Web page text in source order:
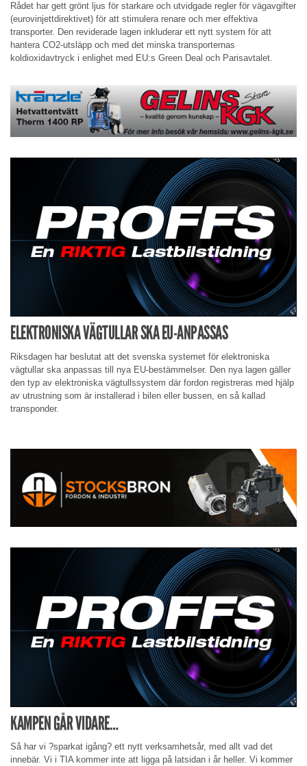
Rådet har gett grönt ljus för starkare och utvidgade regler för vägavgifter
(eurovinjettdirektivet) för att stimulera renare och mer effektiva
transporter. Den reviderade lagen inkluderar ett nytt system för att
hantera CO2-utsläpp och med det minska transporternas
koldioxidavtryck i enlighet med EU:s Green Deal och Parisavtalet.
ELEKTRONISKA VÄGTULLAR SKA EU-ANPASSAS
Riksdagen har beslutat att det svenska systemet för elektroniska
vägtullar ska anpassas till nya EU-bestämmelser. Den nya lagen gäller
den typ av elektroniska vägtullssystem där fordon registreras med hjälp
av utrustning som är installerad i bilen eller bussen, en så kallad
transponder.
KAMPEN GÅR VIDARE…
Så har vi ?sparkat igång? ett nytt verksamhetsår, med allt vad det
innebär. Vi i TIA kommer inte att ligga på latsidan i år heller. Vi kommer